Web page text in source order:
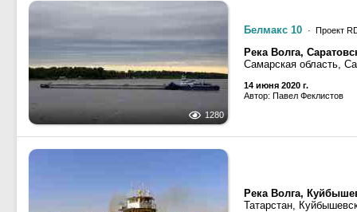
1280
Белмакс 10 · Проект
Река Волга,
Самарская область,
14 июня 2020 г.
Автор: Павел Феклистов
Река Волга,
Татарстан,